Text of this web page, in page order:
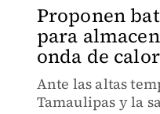
Proponen
para
onda de calor
Ante las altas
Tamaulipas y la